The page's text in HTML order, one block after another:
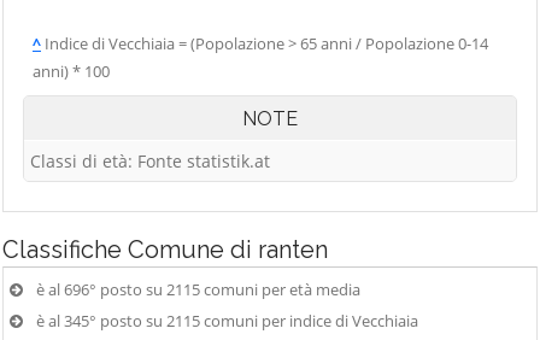
^ Indice di Vecchiaia = (Popolazione > 65 anni / Popolazione 0-14
anni) * 100
NOTE
Classi di età: Fonte statistik.at
Classifiche Comune di ranten
è al 696° posto su 2115 comuni per età media
è al 345° posto su 2115 comuni per indice di Vecchiaia